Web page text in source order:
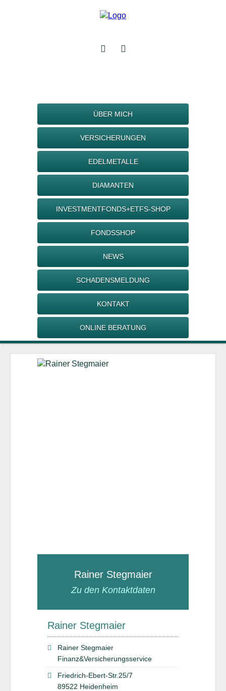
ÜBER MICH
VERSICHERUNGEN
EDELMETALLE
DIAMANTEN
INVESTMENTFONDS+ETFS-SHOP
FONDSSHOP
NEWS
SCHADENSMELDUNG
KONTAKT
ONLINE BERATUNG
Rainer Stegmaier
Zu den Kontaktdaten
Rainer Stegmaier
Rainer Stegmaier
Finanz&Versicherungsservice
Friedrich-Ebert-Str.25/7
89522 Heidenheim